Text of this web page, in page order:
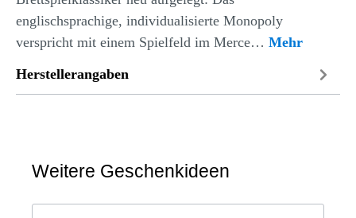
englischsprachige, individualisierte Monopoly
verspricht mit einem Spielfeld im Merce… Mehr
Herstellerangaben
Weitere Geschenkideen